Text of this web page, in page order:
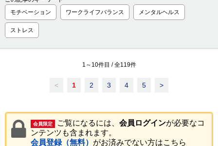
モチベーション
ワークライフバランス メンタルヘルス
ストレス
1 ～ 10件目 / 全119件
< 1 2 3 4 5 >
会員限定 ご覧になるには、 会員ログインが必要なコ
ンテンツも含まれます。
会員登録（無料） がお済みでない方はこちら